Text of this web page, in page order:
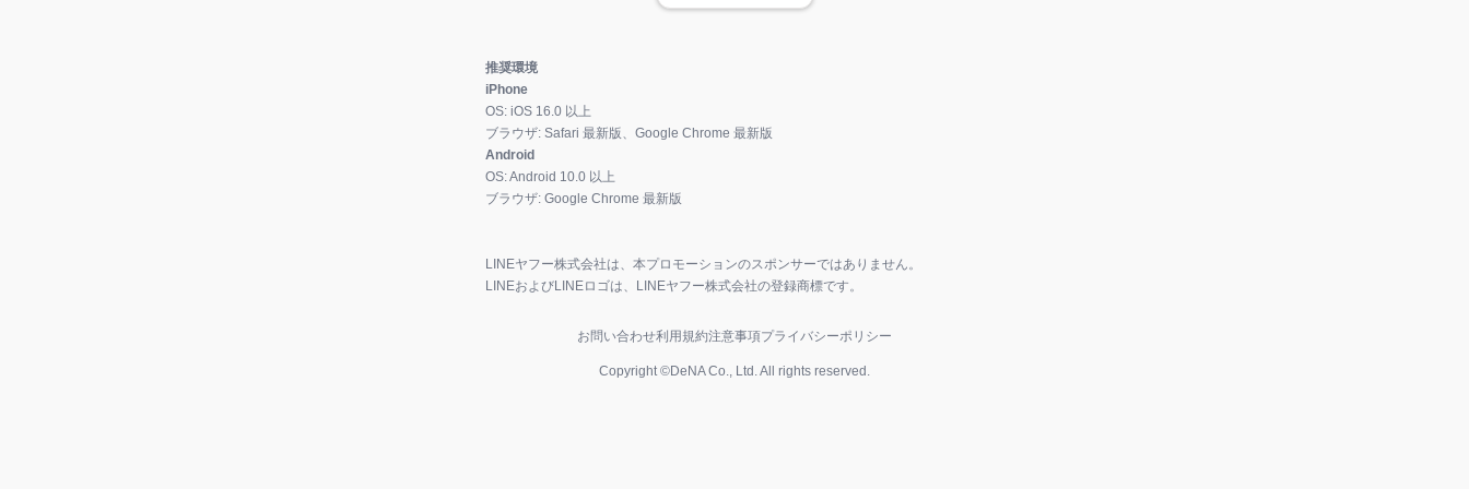
推奨環境
iPhone
OS: iOS 16.0 以上
ブラウザ: Safari 最新版、Google Chrome 最新版
Android
OS:Android 10.0 以上
ブラウザ: Google Chrome 最新版
LINEヤフー株式会社は、本プロモーションのスポンサーではありません。
LINEおよびLINEロゴは、LINEヤフー株式会社の登録商標です。
お問い合わせ利用規約注意事項プライバシーポリシー
Copyright ©DeNA Co., Ltd. All rights reserved.